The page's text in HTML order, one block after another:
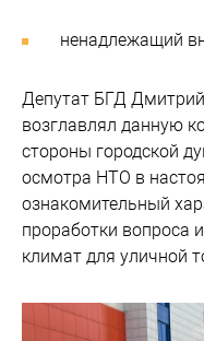
ненадлежащий
Депутат БГД
возглавлял данную
стороны городской
осмотра НТО в
ознакомительный
проработки вопроса
климат для уличной